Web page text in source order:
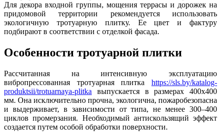
Для декора входной группы, мощения террасы и дорожек на
придомовой территории рекомендуется использовать
экологичную тротуарную плитку. Ее цвет и фактуру
подбирают в соответствии с отделкой фасада.
Особенности тротуарной плитки
Рассчитанная на интенсивную эксплуатацию
вибропрессованная тротуарная плитка https://sls.by/katalog-
produktsii/trotuarnaya-plitka выпускается в размерах 400х400
мм. Она исключительно прочна, экологична, пожаробезопасна
и выдерживает, в зависимости от типа, не менее 300–400
циклов промерзания. Необходимый антискользящий эффект
создается путем особой обработки поверхности.